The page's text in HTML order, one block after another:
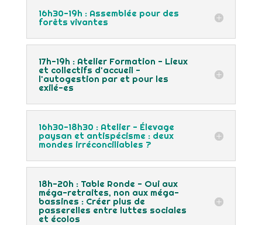
16h30-19h : Assemblée pour des
forêts vivantes
17h-19h : Atelier Formation - Lieux
et collectifs d'accueil -
l'autogestion par et pour les
exilé-es
16h30-18h30 : Atelier - Élevage
paysan et antispécisme : deux
mondes irréconciliables ?
18h-20h : Table Ronde - Oui aux
méga-retraites, non aux méga-
bassines : Créer plus de
passerelles entre luttes sociales
et écolos